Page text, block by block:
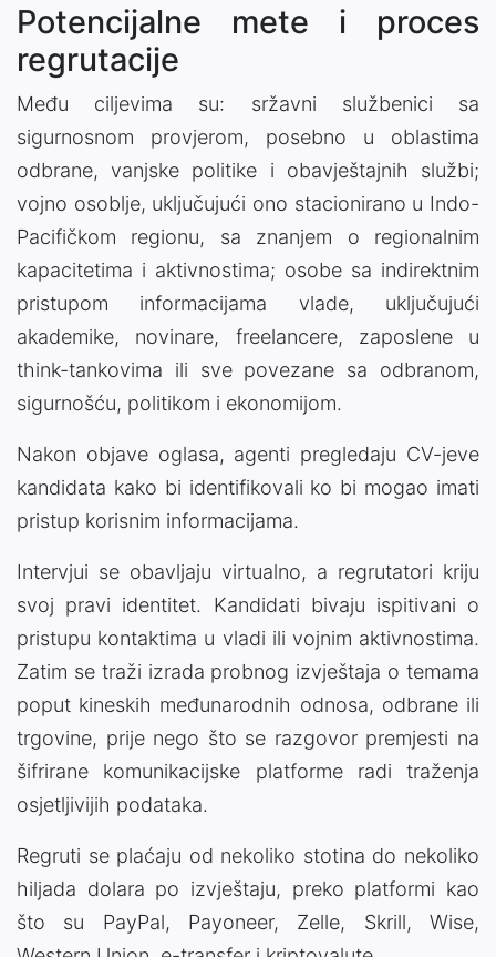
Potencijalne mete i proces
regrutacije
Među ciljevima su: sržavni službenici sa
sigurnosnom provjerom, posebno u oblastima
odbrane, vanjske politike i obavještajnih službi;
vojno osoblje, uključujući ono stacionirano u Indo-
Pacifičkom regionu, sa znanjem o regionalnim
kapacitetima i aktivnostima; osobe sa indirektnim
pristupom informacijama vlade, uključujući
akademike, novinare, freelancere, zaposlene u
think-tankovima ili sve povezane sa odbranom,
sigurnošću, politikom i ekonomijom.
Nakon objave oglasa, agenti pregledaju CV-jeve
kandidata kako bi identifikovali ko bi mogao imati
pristup korisnim informacijama.
Intervjui se obavljaju virtualno, a regrutatori kriju
svoj pravi identitet. Kandidati bivaju ispitivani o
pristupu kontaktima u vladi ili vojnim aktivnostima.
Zatim se traži izrada probnog izvještaja o temama
poput kineskih međunarodnih odnosa, odbrane ili
trgovine, prije nego što se razgovor premjesti na
šifrirane komunikacijske platforme radi traženja
osjetljivijih podataka.
Regruti se plaćaju od nekoliko stotina do nekoliko
hiljada dolara po izvještaju, preko platformi kao
što su PayPal, Payoneer, Zelle, Skrill, Wise,